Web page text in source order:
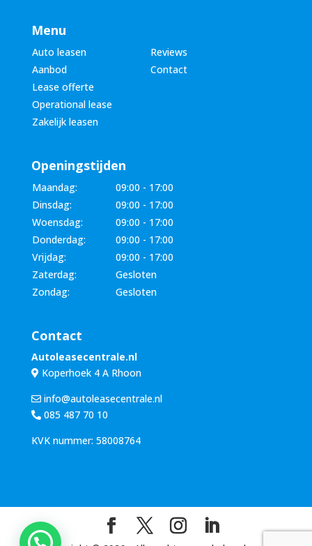
Menu
Auto leasen
Reviews
Aanbod
Contact
Lease offerte
Operational lease
Zakelijk leasen
Openingstijden
Maandag:
09:00 - 17:00
Dinsdag:
09:00 - 17:00
Woensdag:
09:00 - 17:00
Donderdag:
09:00 - 17:00
Vrijdag:
09:00 - 17:00
Zaterdag:
Gesloten
Zondag:
Gesloten
Contact
Autoleasecentrale.nl
Koperhoek 4 A Rhoon
info@autoleasecentrale.nl
085 487 70 10
KVK nummer: 58008764